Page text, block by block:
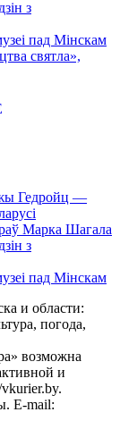
з
пад Мінскам
святла»,
Гедройц —
Марка Шагала
з
пад Мінскам
и области:
погода,
возможна
и
E-mail: